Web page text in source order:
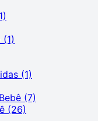
(1)
(1)
(7)
(26)